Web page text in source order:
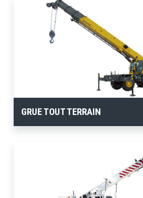
GRUE TOUT TERRAIN